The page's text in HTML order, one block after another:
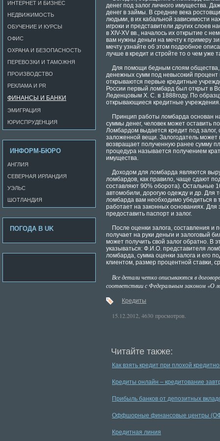
денег под залог личного имущества.
денег в займы. В средние века
людьми, в их кабальной зависимости
игроки и представители других слоев
в XIV-XV вв., началось их открытие с
вам нужны деньги на мечту к примеру
мечту узнайте об этом подробное
лучше в кредит и стройте то о чем уже
Для помощи бедным слоям общества,
денежных сумм под невысокий процент
открываются первые кредитные
России первый ломбард был открыт в
Леденцовым Х. С. в 1888году. По
открывающиеся кредитные учреждения.
Принцип работы ломбарда основан
суммы денег, человек может оставить
Ломбардом выдается кредит под залог,
заложенной вещи. Залогодатель может
возвращает полученную ранее сумму
процедура называется получением
имущества.
Доходом для ломбарда являются
ломбардов, как правило, чаще сдают
составляют 90% оборота). Остальные
автомобили, дорогую одежду и др. Для
ломбарда вам необходимо убедиться
работает на законных основаниях.
предоставить паспорт и залог.
После оценки залога, составления и
получает на руки деньги и залоговый
может получить свой залог обратно. В
указываться: Ф.И.О. представителя
ломбарда, сумма оценки залога и его
клиентом, размер процентной ставки,
Все детали четко описываются в
соответствии с Федеральным законом «О
Кредиты
15.12.2012, 4630 просмотров.
Читайте также:
Как взять кредит при плохой
Кредиты онлайн – кредитование
Прибыль банков от депозитных
Оффшорные финансовые центры
Кредитная линия
ИНТЕРНЕТ И БИЗНЕС
НЕДВИЖИМОСТЬ
ОБУЧЕНИЕ И КУРСЫ
ОФИС
ОХРАНА И БЕЗОПАСНОСТЬ
ПЕРЕВОЗКИ И ТАМОЖНЯ
ПРОИЗВОДСТВО
РЕКЛАМА И PR
ФИНАНСЫ И БАНКИ
ЭМИГРАЦИЯ
ЮРИСПРУДЕНЦИЯ
ИНФОРМ-БЮРО
АНГЛИЯ
СЕВЕРНАЯ ИРЛАНДИЯ
УЭЛЬС
ШОТЛАНДИЯ
ПОГОДА В UK